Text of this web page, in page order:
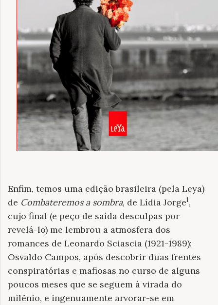
Enfim, temos uma edição brasileira (pela Leya)
de Combateremos a sombra, de Lídia Jorge1,
cujo final (e peço de saída desculpas por
revelá-lo) me lembrou a atmosfera dos
romances de Leonardo Sciascia (1921-1989):
Osvaldo Campos, após descobrir duas frentes
conspiratórias e mafiosas no curso de alguns
poucos meses que se seguem à virada do
milênio, e ingenuamente arvorar-se em